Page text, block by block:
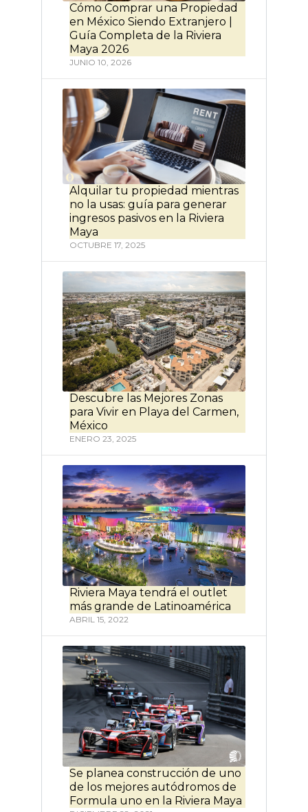
Cómo Comprar una Propiedad
en México Siendo Extranjero |
Guía Completa de la Riviera
Maya 2026
JUNIO 10, 2026
Alquilar tu propiedad mientras
no la usas: guía para generar
ingresos pasivos en la Riviera
Maya
OCTUBRE 17, 2025
Descubre las Mejores Zonas
para Vivir en Playa del Carmen,
México
ENERO 23, 2025
Riviera Maya tendrá el outlet
más grande de Latinoamérica
ABRIL 15, 2022
Se planea construcción de uno
de los mejores autódromos de
Formula uno en la Riviera Maya